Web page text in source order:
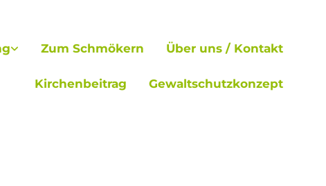
Zum Schmökern Über uns / Kontakt
Kirchenbeitrag Gewaltschutzkonzept